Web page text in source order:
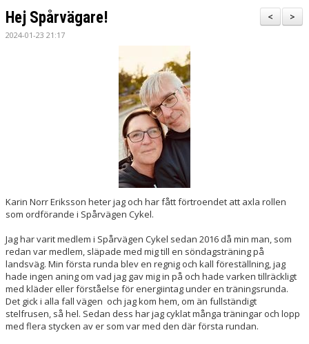
TÄVLING/LOPP
SPÅRVÄGEN FLOWTRAIL OCH XCO-SPÅRET
>
<
Hej Spårvägare!
2024-01-23 21:17
Karin Norr Eriksson heter jag och har fått förtroendet att axla rollen
som ordförande i Spårvägen Cykel.
Jag har varit medlem i Spårvägen Cykel sedan 2016 då min man, som
redan var medlem, släpade med mig till en söndagsträning på
landsväg. Min första runda blev en regnig och kall föreställning, jag
hade ingen aning om vad jag gav mig in på och hade varken tillräckligt
med kläder eller förståelse för energiintag under en träningsrunda.
Det gick i alla fall vägen och jag kom hem, om än fullständigt
stelfrusen, så hel. Sedan dess har jag cyklat många träningar och lopp
med flera stycken av er som var med den där första rundan.